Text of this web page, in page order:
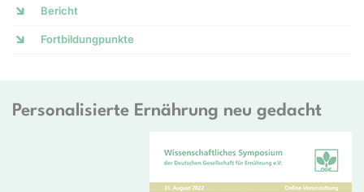
Bericht
Fortbildungpunkte
Personalisierte Ernährung neu gedacht